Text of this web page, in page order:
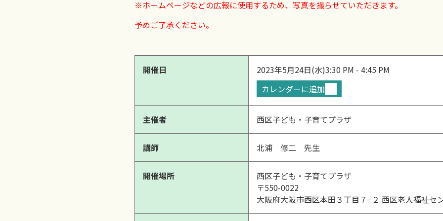
※ホームページなどの広報に使用するため、写真を撮らせていただきます。
予めご了承ください。
開催日 2023年5月24日(水)3:30 PM - 4:45 PM
カレンダーに追加
主催者 西区子ども・子育てプラザ
講師 北浦 修二 先生
開催場所
西区子ども・子育てプラザ
〒550-0022
大阪府大阪市西区本田３丁目７−２ 西区老人福祉セ